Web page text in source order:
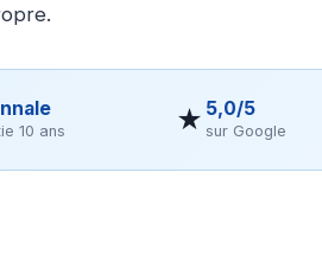
10 ans ★ 5,0/5
sur Google